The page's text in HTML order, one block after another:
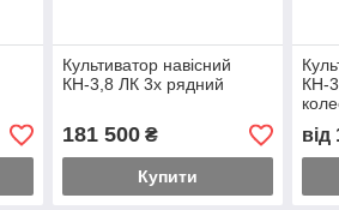
Культиватор навісний
КН-3,8 ЛК 3х рядний
181 500₴
Купити
КН-
від